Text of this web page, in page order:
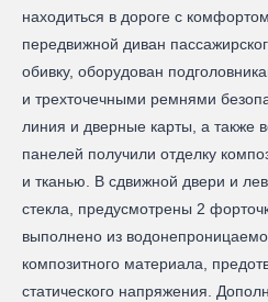
находиться в дороге с
передвижной диван
обивку, оборудован
и трехточечными ремнями
линия и дверные карты, а также
панелей получили отделку
и тканью. В сдвижной двери и
стекла, предусмотрены 2
выполнено из
композитного материала,
статического напряжения.